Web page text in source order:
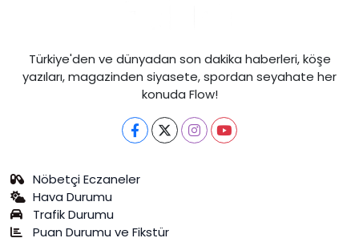
Türkiye'den ve dünyadan son dakika haberleri, köşe
yazıları, magazinden siyasete, spordan seyahate her
konuda Flow!
Nöbetçi Eczaneler
Hava Durumu
Trafik Durumu
Puan Durumu ve Fikstür